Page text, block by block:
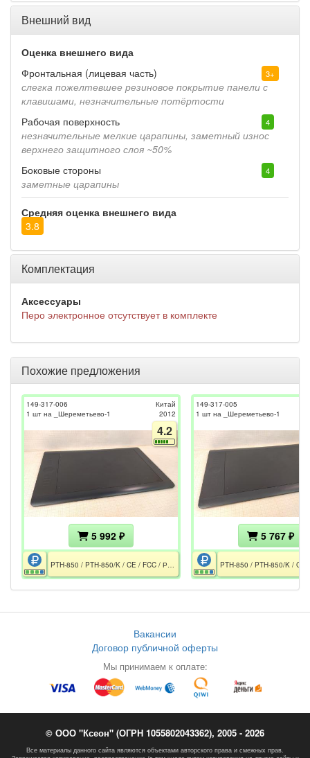
Внешний вид
Оценка внешнего вида
Фронтальная (лицевая часть)
3+
слегка пожелтевшее резиновое покрытие панели с
клавишами, незначительные потёртости
Рабочая поверхность
4
незначительные мелкие царапины, заметный износ
верхнего защитного слоя ~50%
Боковые стороны
4
заметные царапины
Средняя оценка внешнего вида
3.8
Комплектация
Аксессуары
Перо электронное отсутствует в комплекте
Похожие предложения
149-317-006
1 шт на _Шереметьево-1
Китай
2012
4.2
5 992 ₽
PTH-850 / PTH-850/K / CE / FCC / РСТ / Без пера и подставки пера
149-317-005
1 шт на _Шереметьево-1
5 767 ₽
Вакансии
Договор публичной оферты
Мы принимаем к оплате:
© ООО "Ксеон" (ОГРН 1055802043362), 2005 - 2026
Все материалы данного сайта являются объектами авторского права и смежных прав.